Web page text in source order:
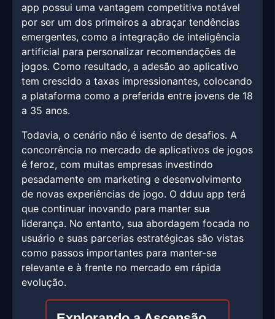
app possui uma vantagem competitiva notável
por ser um dos primeiros a abraçar tendências
emergentes, como a integração de inteligência
artificial para personalizar recomendações de
jogos. Como resultado, a adesão ao aplicativo
tem crescido a taxas impressionantes, colocando
a plataforma como a preferida entre jovens de 18
a 35 anos.
Todavia, o cenário não é isento de desafios. A
concorrência no mercado de aplicativos de jogos
é feroz, com muitas empresas investindo
pesadamente em marketing e desenvolvimento
de novas experiências de jogo. O dduu app terá
que continuar inovando para manter sua
liderança. No entanto, sua abordagem focada no
usuário e suas parcerias estratégicas são vistas
como passos importantes para manter-se
relevante e à frente no mercado em rápida
evolução.